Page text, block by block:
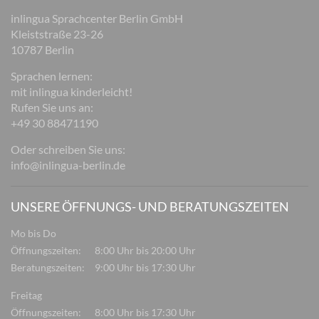
inlingua Sprachcenter Berlin GmbH
Kleiststraße 23-26
10787 Berlin
Sprachen lernen:
mit inlingua kinderleicht!
Rufen Sie uns an:
+49 30 88471190
Oder schreiben Sie uns:
info@inlingua-berlin.de
UNSERE ÖFFNUNGS- UND BERATUNGSZEITEN
Mo bis Do
Öffnungszeiten:
8:00 Uhr bis 20:00 Uhr
Beratungszeiten:
9:00 Uhr bis 17:30 Uhr
Freitag
Öffnungszeiten:
8:00 Uhr bis 17:30 Uhr